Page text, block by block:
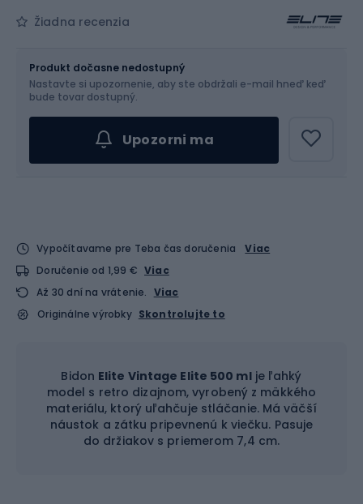
Žiadna recenzia
Produkt dočasne nedostupný
Nastavte si upozornenie, aby ste obdržali e-mail hneď keď
bude tovar dostupný.
Upozorni ma
Vypočítavame pre Teba čas doručenia
Viac
Doručenie od 1,99 € Viac
Až 30 dní na vrátenie. Viac
Originálne výrobky Skontrolujte to
Bidon Elite Vintage Elite 500 mlje ľahký
model s retro dizajnom, vyrobený z mäkkého
materiálu, ktorý uľahčuje stláčanie. Má väčší
náustok a zátku pripevnenú k viečku. Pasuje
do držiakov s priemerom 7,4 cm.